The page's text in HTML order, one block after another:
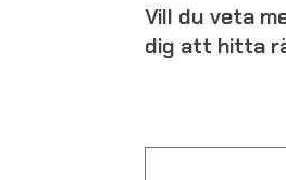
Vill du veta
dig att hitta